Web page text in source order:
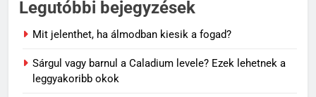
Legutóbbi bejegyzések
Mit jelenthet, ha álmodban kiesik a fogad?
Sárgul vagy barnul a Caladium levele? Ezek lehetnek a
leggyakoribb okok